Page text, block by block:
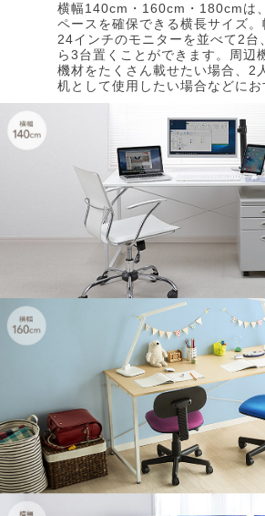
横幅140cm・160cm・180cmは
ペースを確保できる横長サイズ
24インチのモニターを並べて2台
ら3台置くことができます。周辺
機材をたくさん載せたい場合、2
机として使用したい場合などにお